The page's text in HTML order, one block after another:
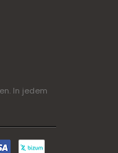
In jedem